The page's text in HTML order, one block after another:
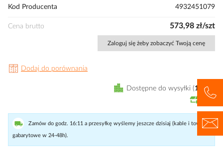
Kod Producenta
4932451079
Cena brutto 573,98 zł/szt
Zaloguj się żeby zobaczyć Twoją cenę
Dodaj do porównania
Dostępne do wysyłki 11 szt
Zamów do godz. 16:11 a przesyłkę wyślemy jeszcze dzisiaj (kable i towary
gabarytowe w 24-48h).